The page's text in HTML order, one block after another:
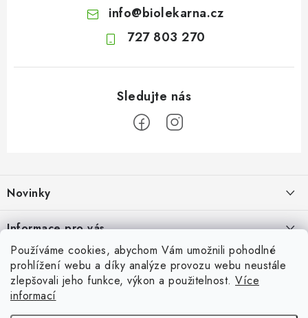
Používáme cookies, abychom Vám umožnili pohodlné
prohlížení webu a díky analýze provozu webu neustále
zlepšovali jeho funkce, výkon a použitelnost. Více
informací
info@biolekarna.cz
727 803 270
p
a
t
Novinky
Olivový olej při zácpě: co ukazují klinické studie?
Jak na klidné trávení na cestách
4.8.2026
Fava boby: výživná luštěnina plná rostlinných bílkovin, vlákniny a
Informace pro vás
Odborný garant MUDr. Monika Klaudysová
Jak nakupovat
Přijímáme online platby
Oblíbené